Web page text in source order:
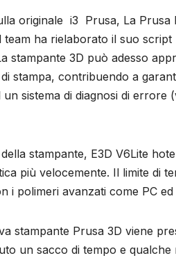
originale i3 Prusa, La
team ha rielaborato il suo
stampante 3D può adesso
stampa, contribuendo a
sistema di diagnosi di errore
stampante, E3D V6Lite
più velocemente. Il limite di
i polimeri avanzati come PC
stampante Prusa 3D viene
un sacco di tempo e